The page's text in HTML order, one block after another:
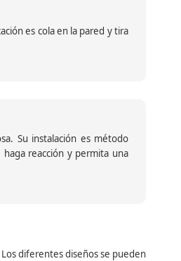
es cola en la pared y tira
Su instalación es método
reacción y permita una
diferentes diseños se pueden